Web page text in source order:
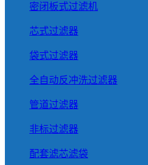
密闭板式过滤机
芯式过滤器
袋式过滤器
全自动反冲洗过滤器
管道过滤器
非标过滤器
配套滤芯滤袋